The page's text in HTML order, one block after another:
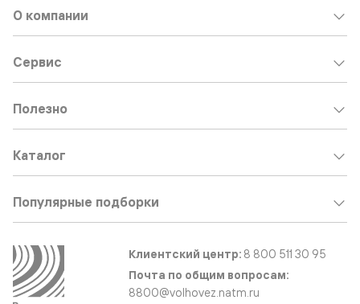
О компании
Сервис
Полезно
Каталог
Популярные подборки
Клиентский центр: 8 800 511 30 95
Почта по общим вопросам:
8800@volhovez.natm.ru